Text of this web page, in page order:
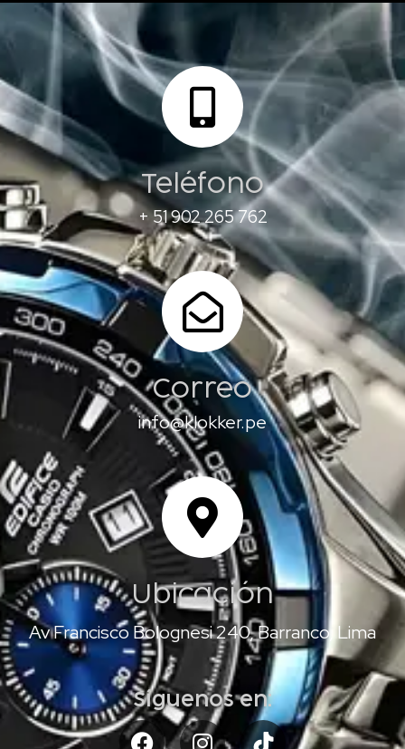
Teléfono
+ 51 902 265 762
Correo
info@klokker.pe
Ubicación
Av Francisco Bolognesi 240, Barranco, Lima
Síguenos en: